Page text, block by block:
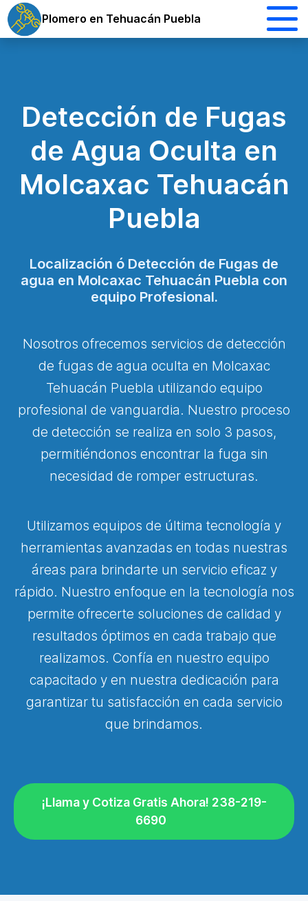
Plomero en Tehuacán Puebla
Detección de Fugas
de Agua Oculta en
Molcaxac Tehuacán
Puebla
Localización ó Detección de Fugas de
agua en Molcaxac Tehuacán Puebla con
equipo Profesional.
Nosotros ofrecemos servicios de detección
de fugas de agua oculta en Molcaxac
Tehuacán Puebla utilizando equipo
profesional de vanguardia. Nuestro proceso
de detección se realiza en solo 3 pasos,
permitiéndonos encontrar la fuga sin
necesidad de romper estructuras.
Utilizamos equipos de última tecnología y
herramientas avanzadas en todas nuestras
áreas para brindarte un servicio eficaz y
rápido. Nuestro enfoque en la tecnología nos
permite ofrecerte soluciones de calidad y
resultados óptimos en cada trabajo que
realizamos. Confía en nuestro equipo
capacitado y en nuestra dedicación para
garantizar tu satisfacción en cada servicio
que brindamos.
¡Llama y Cotiza Gratis Ahora! 238-219-
6690